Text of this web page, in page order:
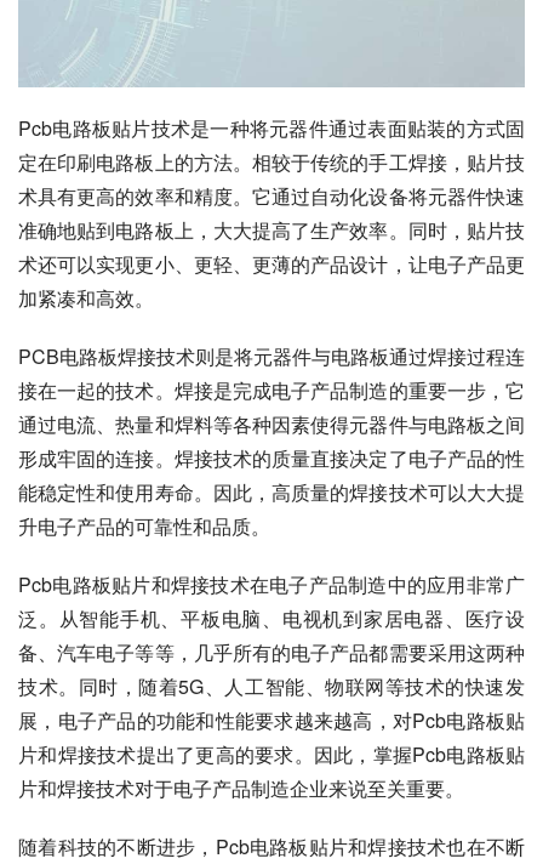
Pcb电路板贴片技术是一种将元器件通过表面贴装的方式固
定在印刷电路板上的方法。相较于传统的手工焊接，贴片技
术具有更高的效率和精度。它通过自动化设备将元器件快速
准确地贴到电路板上，大大提高了生产效率。同时，贴片技
术还可以实现更小、更轻、更薄的产品设计，让电子产品更
加紧凑和高效。
PCB电路板焊接技术则是将元器件与电路板通过焊接过程连
接在一起的技术。焊接是完成电子产品制造的重要一步，它
通过电流、热量和焊料等各种因素使得元器件与电路板之间
形成牢固的连接。焊接技术的质量直接决定了电子产品的性
能稳定性和使用寿命。因此，高质量的焊接技术可以大大提
升电子产品的可靠性和品质。
Pcb电路板贴片和焊接技术在电子产品制造中的应用非常广
泛。从智能手机、平板电脑、电视机到家居电器、医疗设
备、汽车电子等等，几乎所有的电子产品都需要采用这两种
技术。同时，随着5G、人工智能、物联网等技术的快速发
展，电子产品的功能和性能要求越来越高，对Pcb电路板贴
片和焊接技术提出了更高的要求。因此，掌握Pcb电路板贴
片和焊接技术对于电子产品制造企业来说至关重要。
随着科技的不断进步，Pcb电路板贴片和焊接技术也在不断